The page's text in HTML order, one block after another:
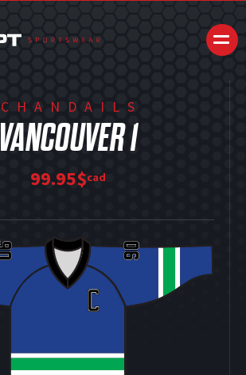
CHANDAILS
VANCOUVER 1
99.95$cad